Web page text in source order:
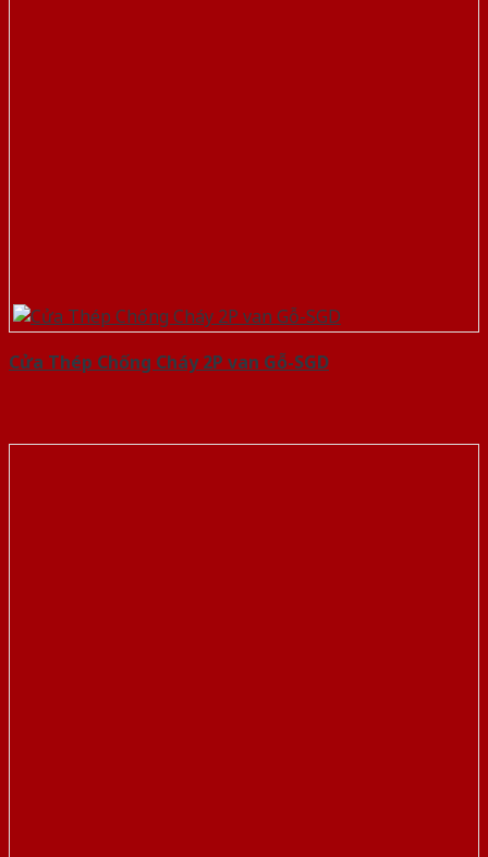
Cửa Thép Chống Cháy 2P van Gỗ-SGD